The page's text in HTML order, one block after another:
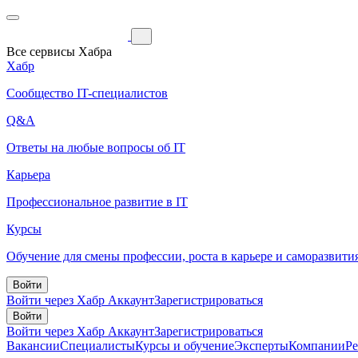
Все сервисы Хабра
Хабр
Сообщество IT-специалистов
Q&A
Ответы на любые вопросы об IT
Карьера
Профессиональное развитие в IT
Курсы
Обучение для смены профессии, роста в карьере и
Войти
Войти через Хабр АккаунтЗарегистрироваться
Войти
Войти через Хабр АккаунтЗарегистрироваться
ВакансииСпециалистыКурсы и обучениеЭкспертыКомпании